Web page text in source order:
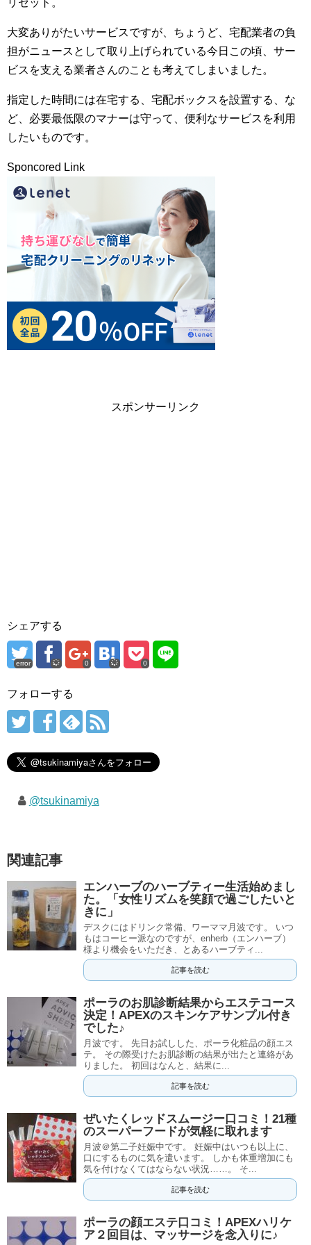
大変ありがたいサービスですが、ちょうど、宅配業者の負
担がニュースとして取り上げられている今日この頃、サー
ビスを支える業者さんのことも考えてしまいました。
指定した時間には在宅する、宅配ボックスを設置する、な
ど、必要最低限のマナーは守って、便利なサービスを利用
したいものです。
Sponcored Link
スポンサーリンク
シェアする
error 0 0
フォローする
@tsukinamiya
関連記事
エンハーブのハーブティー生活始めまし
た。「女性リズムを笑顔で過ごしたいと
きに」
デスクにはドリンク常備、ワーママ月波です。 いつ
もはコーヒー派なのですが、enherb（エンハーブ）
様より機会をいただき、とあるハーブティ...
記事を読む
ポーラのお肌診断結果からエステコース
決定！APEXのスキンケアサンプル付き
でした♪
月波です。 先日お試しした、ポーラ化粧品の顔エス
テ。 その際受けたお肌診断の結果が出たと連絡があ
りました。 初回はなんと、結果に...
記事を読む
ぜいたくレッドスムージー口コミ！21種
のスーパーフードが気軽に取れます
月波＠第二子妊娠中です。 妊娠中はいつも以上に、
口にするものに気を遣います。 しかも体重増加にも
気を付けなくてはならない状況……。 そ...
記事を読む
ポーラの顔エステ口コミ！APEXハリケ
ア２回目は、マッサージを念入りに♪